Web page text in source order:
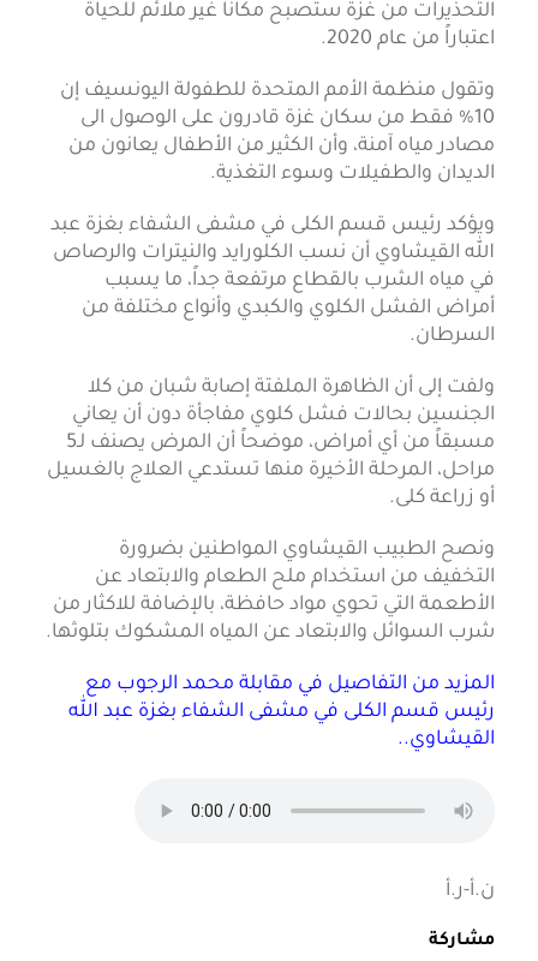
التحذيرات من غزة ستصبح مكاناً غير ملائم للحياة
اعتباراً من عام 2020.
وتقول منظمة الأمم المتحدة للطفولة اليونسيف إن
10% فقط من سكان غزة قادرون على الوصول الى
مصادر مياه آمنة، وأن الكثير من الأطفال يعانون من
الديدان والطفيلات وسوء التغذية.
ويؤكد رئيس قسم الكلى في مشفى الشفاء بغزة عبد
الله القيشاوي أن نسب الكلورايد والنيترات والرصاص
في مياه الشرب بالقطاع مرتفعة جداً، ما يسبب
أمراض الفشل الكلوي والكبدي وأنواع مختلفة من
السرطان.
ولفت إلى أن الظاهرة الملفتة إصابة شبان من كلا
الجنسين بحالات فشل كلوي مفاجأة دون أن يعاني
مسبقاً من أي أمراض، موضحاً أن المرض يصنف لـ5
مراحل، المرحلة الأخيرة منها تستدعي العلاج بالغسيل
أو زراعة كلى.
ونصح الطبيب القيشاوي المواطنين بضرورة
التخفيف من استخدام ملح الطعام والابتعاد عن
الأطعمة التي تحوي مواد حافظة، بالإضافة للاكثار من
شرب السوائل والابتعاد عن المياه المشكوك بتلوثها.
المزيد من التفاصيل في مقابلة محمد الرجوب مع
رئيس قسم الكلى في مشفى الشفاء بغزة عبد الله
القيشاوي..
ن.أ-ر.أ
مشاركة